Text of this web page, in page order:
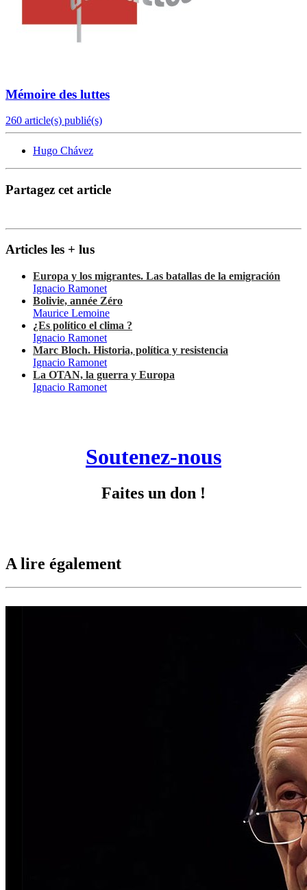
Mémoire des luttes
260 article(s) publié(s)
Hugo Chávez
Partagez cet article
Articles les + lus
Europa y los migrantes. Las batallas de la emigración
Ignacio Ramonet
Bolivie, année Zéro
Maurice Lemoine
¿Es político el clima ?
Ignacio Ramonet
Marc Bloch. Historia, política y resistencia
Ignacio Ramonet
La OTAN, la guerra y Europa
Ignacio Ramonet
Soutenez-nous
Faites un don !
A lire également